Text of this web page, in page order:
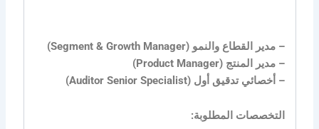
– مدير القطاع والنمو (Segment & Growth Manager)
– مدير المنتج (Product Manager)
– أخصائي تدقيق أول (Auditor Senior Specialist)
التخصصات المطلوبة: